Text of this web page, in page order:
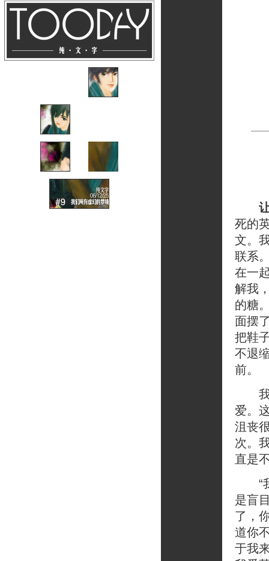
死的
文。
联系
在一
解我
的糖
面摆
把鞋
不退
前。
我
爱。
沮丧
次。
直是
“我
是盲
了，
道你
于我